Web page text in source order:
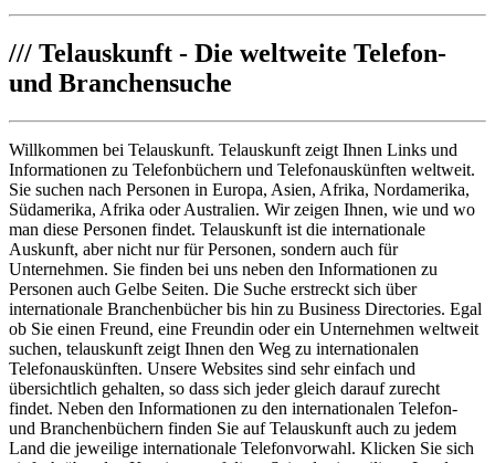
/// Telauskunft - Die weltweite Telefon-
und Branchensuche
Willkommen bei Telauskunft. Telauskunft zeigt Ihnen Links und
Informationen zu Telefonbüchern und Telefonauskünften weltweit.
Sie suchen nach Personen in Europa, Asien, Afrika, Nordamerika,
Südamerika, Afrika oder Australien. Wir zeigen Ihnen, wie und wo
man diese Personen findet. Telauskunft ist die internationale
Auskunft, aber nicht nur für Personen, sondern auch für
Unternehmen. Sie finden bei uns neben den Informationen zu
Personen auch Gelbe Seiten. Die Suche erstreckt sich über
internationale Branchenbücher bis hin zu Business Directories. Egal
ob Sie einen Freund, eine Freundin oder ein Unternehmen weltweit
suchen, telauskunft zeigt Ihnen den Weg zu internationalen
Telefonauskünften. Unsere Websites sind sehr einfach und
übersichtlich gehalten, so dass sich jeder gleich darauf zurecht
findet. Neben den Informationen zu den internationalen Telefon-
und Branchenbüchern finden Sie auf Telauskunft auch zu jedem
Land die jeweilige internationale Telefonvorwahl. Klicken Sie sich